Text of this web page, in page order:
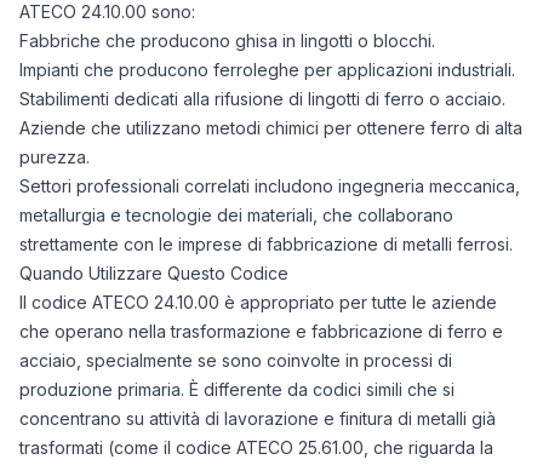
ATECO 24.10.00 sono:
Fabbriche che producono ghisa in lingotti o blocchi.
Impianti che producono ferroleghe per applicazioni industriali.
Stabilimenti dedicati alla rifusione di lingotti di ferro o acciaio.
Aziende che utilizzano metodi chimici per ottenere ferro di alta
purezza.
Settori professionali correlati includono ingegneria meccanica,
metallurgia e tecnologie dei materiali, che collaborano
strettamente con le imprese di fabbricazione di metalli ferrosi.
Quando Utilizzare Questo Codice
Il codice ATECO 24.10.00 è appropriato per tutte le aziende
che operano nella trasformazione e fabbricazione di ferro e
acciaio, specialmente se sono coinvolte in processi di
produzione primaria. È differente da codici simili che si
concentrano su attività di lavorazione e finitura di metalli già
trasformati (come il codice ATECO 25.61.00, che riguarda la